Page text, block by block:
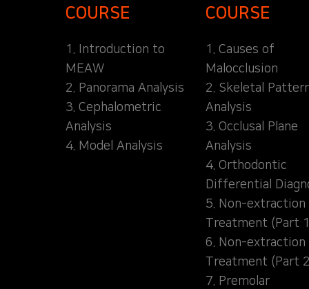
COURSE
1. Introduction to
MEAW
2. Panorama Analysis
3. Cephalometric
Analysis
4. Model Analysis
COURSE
1. Causes of
Malocclusion
2. Skeletal
Analysis
3. Occlusal Plane
Analysis
4. Orthodontic
Differential
5. Non-extraction
Treatment (Part
6. Non-extraction
Treatment (Part
7. Premolar